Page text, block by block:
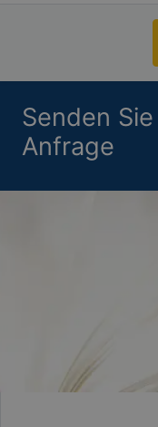
Senden
Anfrage